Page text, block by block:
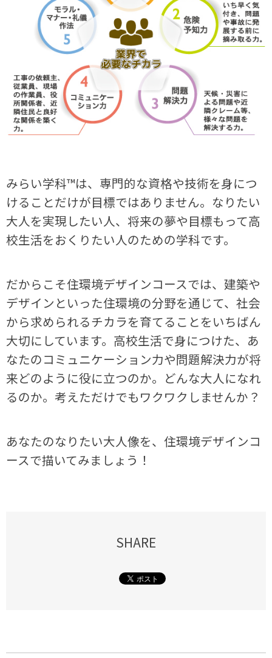
みらい学科™は、専門的な資格や技術を身につ
けることだけが目標ではありません。なりたい
大人を実現したい人、将来の夢や目標もって高
校生活をおくりたい人のための学科です。
だからこそ住環境デザインコースでは、建築や
デザインといった住環境の分野を通じて、社会
から求められるチカラを育てることをいちばん
大切にしています。高校生活で身につけた、あ
なたのコミュニケーション力や問題解決力が将
来どのように役に立つのか。どんな大人になれ
るのか。考えただけでもワクワクしませんか？
あなたのなりたい大人像を、住環境デザインコ
ースで描いてみましょう！
SHARE